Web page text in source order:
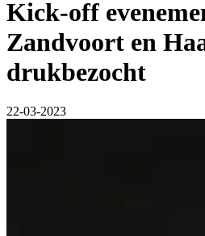
Kick-off
Zandvoort en
drukbezocht
22-03-2023